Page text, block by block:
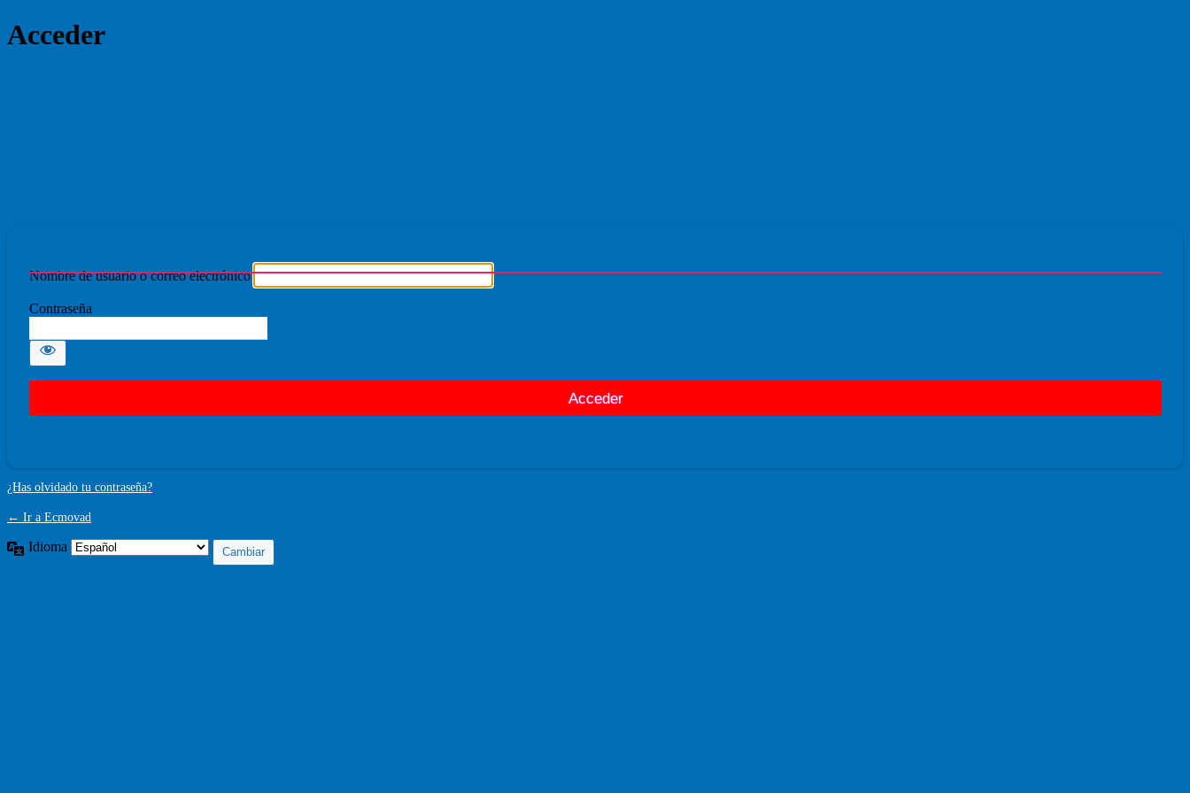
Acceder
Nombre de usuario o correo electrónico
Contraseña
¿Has olvidado tu contraseña?
← Ir a Ecmovad
Idioma